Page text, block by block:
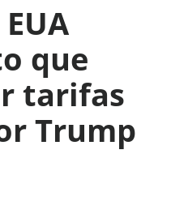
que
tarifas
Trump